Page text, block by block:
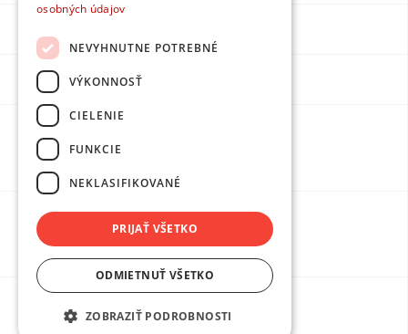
Youtube
DPMarketing
Ochrana osobných údajov
Obchodné podmienky
osobných údajov
NEVYHNUTNE POTREBNÉ
VÝKONNOSŤ
CIELENIE
FUNKCIE
NEKLASIFIKOVANÉ
PRIJAŤ VŠETKO
ODMIETNUŤ VŠETKO
ZOBRAZIŤ PODROBNOSTI